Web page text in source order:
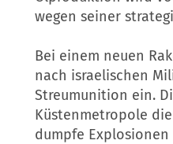
wegen seiner
Bei einem neuen
nach israelischen
Streumunition ein.
Küstenmetropole
dumpfe